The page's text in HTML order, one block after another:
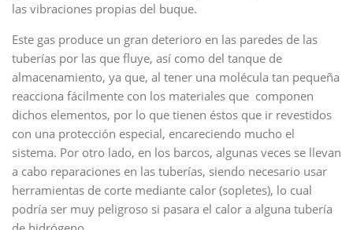
las vibraciones propias del buque.
Este gas produce un gran deterioro en las paredes de las
tuberías por las que fluye, así como del tanque de
almacenamiento, ya que, al tener una molécula tan pequeña
reacciona fácilmente con los materiales que componen
dichos elementos, por lo que tienen éstos que ir revestidos
con una protección especial, encareciendo mucho el
sistema. Por otro lado, en los barcos, algunas veces se llevan
a cabo reparaciones en las tuberías, siendo necesario usar
herramientas de corte mediante calor (sopletes), lo cual
podría ser muy peligroso si pasara el calor a alguna tubería